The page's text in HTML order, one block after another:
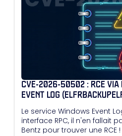
CVE-2026-50502 : RCE VIA
EVENT LOG
Le service Windows Event
interface RPC, il n'en fallait
Bentz pour trouver une RCE !